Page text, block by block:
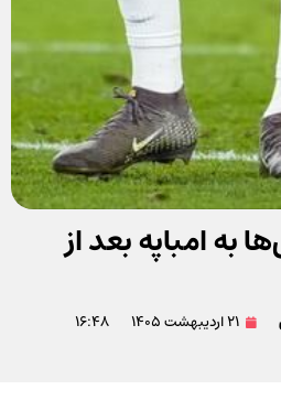
به امباپه بعد از
۲۱ اردیبهشت ۱۴۰۵ ۱۶:۴۸